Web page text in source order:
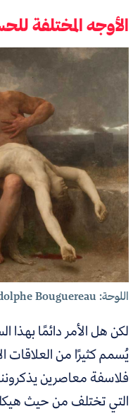
الأوجه المختلفة
اللوحة: William-Adolphe Bouguereau
لكن هل الأمر دائمًا بهذا
يُسمم كثيرًا من العلاقات
فلاسفة معاصرين
التي تختلف من حيث